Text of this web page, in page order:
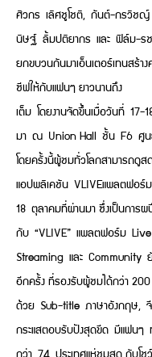
ศิวกร เลิศชูโชติ, กันต์-กรวิช
นิษฐ์ ลิ้มปติยากร และ ฟิล์ม-ร
ยกขบวนกันมาเอ็นเตอร์เทนสร้า
ซีฟให้กับแฟนๆ ยาวน
เต็ม โดยงานจัดขึ้นเมื่อวันที่
มา ณ Union Hall ชั้น F6 ศูน
โดยครั้งนี้ผู้ชมทั่วโลกสามารถดู
แอปพลิเคชัน VLIVEแพลตฟอร์
18 ตุลาคมที่ผ่านมา ซึ่งเป็นการ
กับ “VLIVE” แพลตฟอร์ม Live
Streaming และ Community
อีกครั้ง ที่รองรับผู้ชมได้กว่า
ด้วย Sub-title ภาษาอังกฤษ,
กระแสตอบรับปังสุดขีด มีแฟนๆ